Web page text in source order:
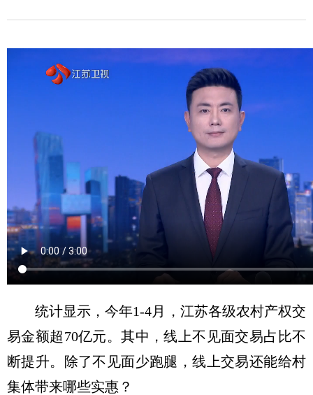
统计显示，今年1-4月，江苏各级农村产权交
易金额超70亿元。其中，线上不见面交易占比不
断提升。除了不见面少跑腿，线上交易还能给村
集体带来哪些实惠？